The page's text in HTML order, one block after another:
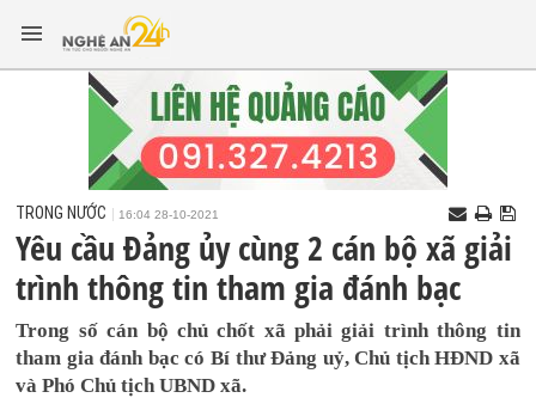
TRONG NƯỚC 16:04 28-10-2021
Yêu cầu Đảng ủy cùng 2 cán bộ xã giải
trình thông tin tham gia đánh bạc
Trong số cán bộ chủ chốt xã phải giải trình thông tin
tham gia đánh bạc có Bí thư Đảng uỷ, Chủ tịch HĐND xã
và Phó Chủ tịch UBND xã.